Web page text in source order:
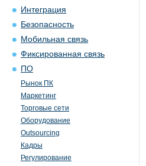
Интеграция
Безопасность
Мобильная связь
Фиксированная связь
ПО
Рынок ПК
Маркетинг
Торговые сети
Оборудование
Outsourcing
Кадры
Регулирование